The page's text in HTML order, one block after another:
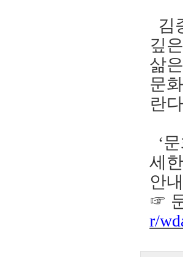
김
깊
삶
문
란다
‘
세
안
☞
r/